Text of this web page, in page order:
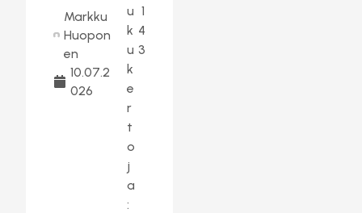
Markku
Huopon
en
10.07.2
026
u
k
u
k
e
r
t
o
j
a
:
1
4
3